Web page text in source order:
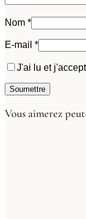
Nom *
E-mail *
J'ai lu et
Vous aimerez